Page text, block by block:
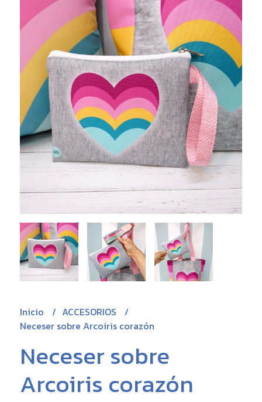
Inicio
ACCESORIOS
Neceser sobre Arcoiris corazón
Neceser sobre
Arcoiris corazón